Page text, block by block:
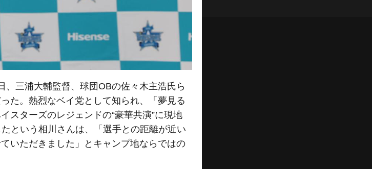
三浦大輔監督、球団OBの佐々木主浩氏ら
た。熱烈なベイ党として知られ、「夢見る
スターズのレジェンドの“豪華共演”に現地
という相川さんは、「選手との距離が近い
いただきました」とキャンプ地ならではの